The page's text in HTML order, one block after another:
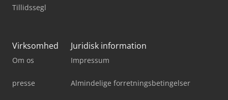
Tillidssegl
Virksomhed
Om os
presse
Juridisk information
Impressum
Almindelige forretningsbetingelser